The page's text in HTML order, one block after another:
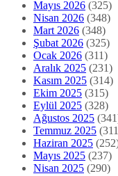
Ağustos 2025(341)
Temmuz 2025(311)
Haziran 2025(252)
Mayıs 2025(237)
Nisan 2025(290)
Mart 2025(265)
Şubat 2025(266)
Ocak 2025 (276)
Aralık 2024(189)
Kasım 2024(259)
Ekim 2024(238)
Eylül 2024(267)
Ağustos 2024(286)